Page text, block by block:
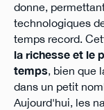
donne,
technologiques
temps record.
la richesse et le
temps, bien que
dans un petit
Aujourd'hui, les